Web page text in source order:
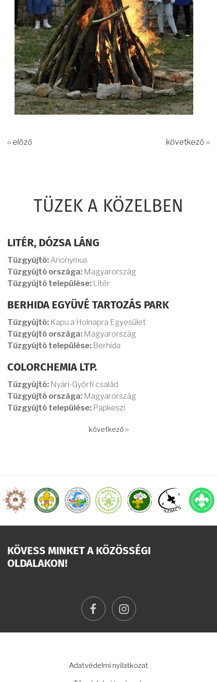
‹‹ előző következő ››
TÜZEK A KÖZELBEN
LITÉR, DÓZSA LÁNG
Tűzgyújtó: Anonymus
Tűzgyújtó országa: Magyarország
Tűzgyújtó települése: Litér
BERHIDA EGYÜVÉ TARTOZÁS PARK
Tűzgyújtó: Kapu a Holnapra Egyesület
Tűzgyújtó országa: Magyarország
Tűzgyújtó települése: Berhida
COLORCHEMIA LTP.
Tűzgyújtó: Nyári-Győrfi család
Tűzgyújtó országa: Magyarország
Tűzgyújtó települése: Papkeszi
Következő
következő ››
KÖVESS MINKET A KÖZÖSSÉGI
OLDALAKON!
facebookinstagram
Adatvédelmi nyilatkozat